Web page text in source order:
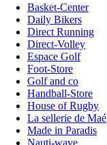
Basket-Center
Daily Bikers
Direct Running
Direct-Volley
Espace Golf
Foot-Store
Golf and co
Handball-Store
House of Rugby
La sellerie de Maé
Made in Paradis
Nauti-wave